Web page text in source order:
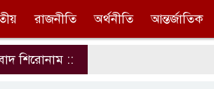
রাজনীতি অর্থনীতি আন্তর্জাতিক
শিরোনাম ::